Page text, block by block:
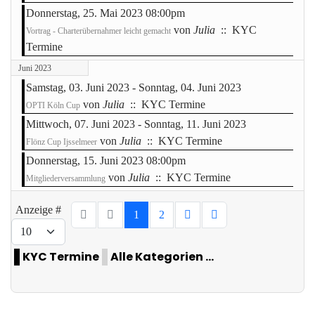
Donnerstag, 25. Mai 2023 08:00pm
Vortrag - Charterübernahmer leicht gemacht von Julia :: KYC
Termine
Juni 2023
Samstag, 03. Juni 2023 - Sonntag, 04. Juni 2023
OPTI Köln Cup von Julia :: KYC Termine
Mittwoch, 07. Juni 2023 - Sonntag, 11. Juni 2023
Flönz Cup Ijsselmeer von Julia :: KYC Termine
Donnerstag, 15. Juni 2023 08:00pm
Mitgliederversammlung von Julia :: KYC Termine
Limite der Paginierungsliste
Anzeige # 1 2
KYC Termine Alle Kategorien ...